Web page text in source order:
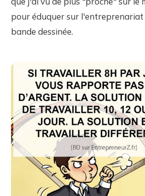
pour éduquer sur
bande dessinée.